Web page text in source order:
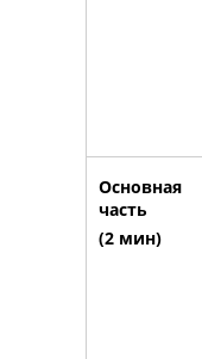
Основная
часть
(2 мин)